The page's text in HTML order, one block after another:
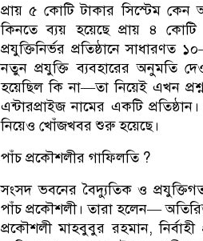
প্রায় ৫ কোটি টাকার সিস্টেম কেন
কিনতে ব্যয় হয়েছে প্রায় ৪
প্রযুক্তিনির্ভর প্রতিষ্ঠানে সাধারণত
নতুন প্রযুক্তি ব্যবহারের অনুমতি
হয়েছিল কি না—তা নিয়েই এখন
এন্টারপ্রাইজ নামের একটি
নিয়েও খোঁজখবর শুরু হয়েছে।
পাঁচ প্রকৌশলীর গাফিলতি ?
সংসদ ভবনের বৈদ্যুতিক ও প্রযুক্তিগত
পাঁচ প্রকৌশলী। তারা হলেন—
প্রকৌশলী মাহবুবুর রহমান,